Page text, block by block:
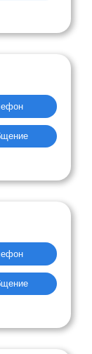
телефон
телефон